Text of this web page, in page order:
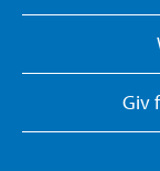
Giv